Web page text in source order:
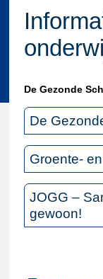
De Gezonde
De
Groente-
JOGG –
gewoon!